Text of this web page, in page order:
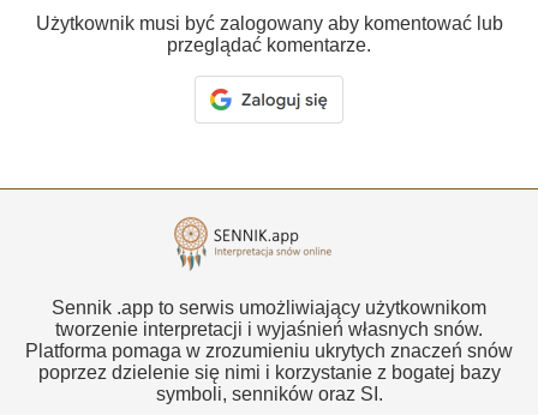
Użytkownik musi być zalogowany aby komentować lub
przeglądać komentarze.
Sennik .app to serwis umożliwiający użytkownikom
tworzenie interpretacji i wyjaśnień własnych snów.
Platforma pomaga w zrozumieniu ukrytych znaczeń snów
poprzez dzielenie się nimi i korzystanie z bogatej bazy
symboli, senników oraz SI.